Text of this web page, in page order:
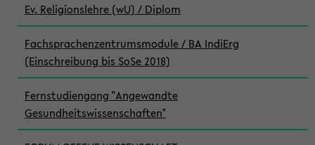
Ev. Religionslehre (wU) / Diplom
Fachsprachenzentrumsmodule / BA IndiErg
(Einschreibung bis SoSe 2018)
Fernstudiengang "Angewandte
Gesundheitswissenschaften"